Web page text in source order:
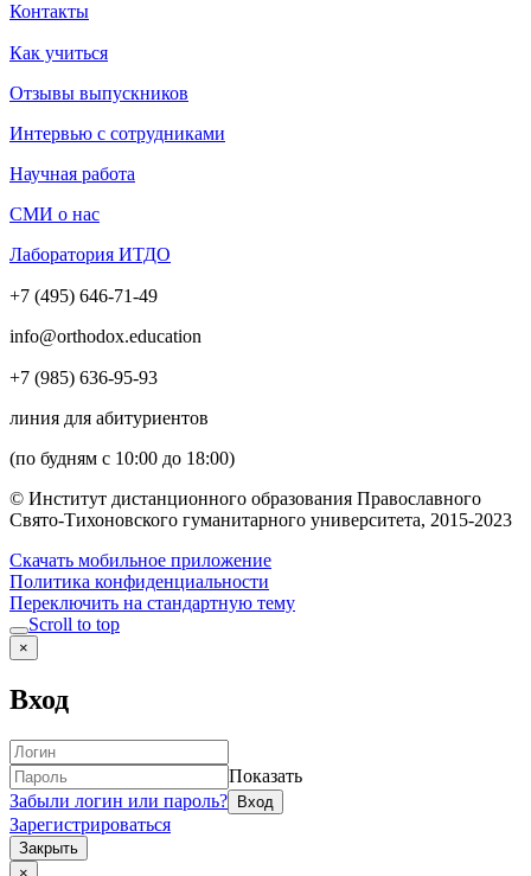
Контакты
Как учиться
Отзывы выпускников
Интервью с сотрудниками
Научная работа
СМИ о нас
Лаборатория ИТДО
+7 (495) 646-71-49
info@orthodox.education
+7 (985) 636-95-93
линия для абитуриентов
(по будням с 10:00 до 18:00)
© Институт дистанционного образования Православного
Свято-Тихоновского гуманитарного университета, 2015-2023
Скачать мобильное приложение
Политика конфиденциальности
Переключить на стандартную тему
Scroll to top
×
Вход
Показать
Забыли логин или пароль?
Зарегистрироваться
Закрыть